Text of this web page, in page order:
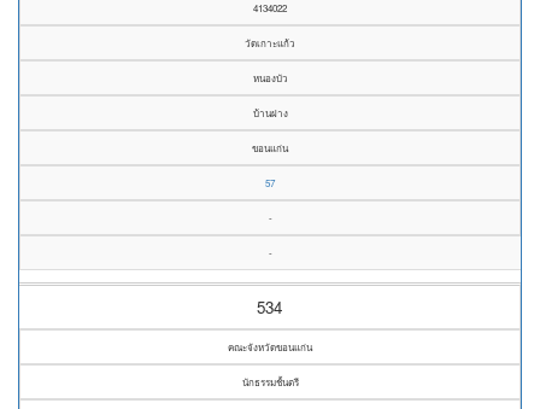
4134022
วัดเกาะแก้ว
หนองบัว
บ้านฝาง
ขอนแก่น
57
-
-
534
คณะจังหวัดขอนแก่น
นักธรรมชั้นตรี